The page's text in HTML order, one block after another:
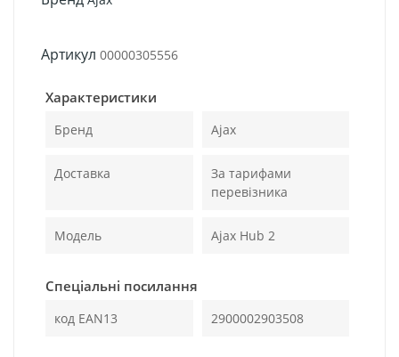
Артикул 00000305556
Характеристики
Бренд Ajax
Доставка
За тарифами
перевізника
Модель Ajax Hub 2
Спеціальні посилання
код EAN13 2900002903508